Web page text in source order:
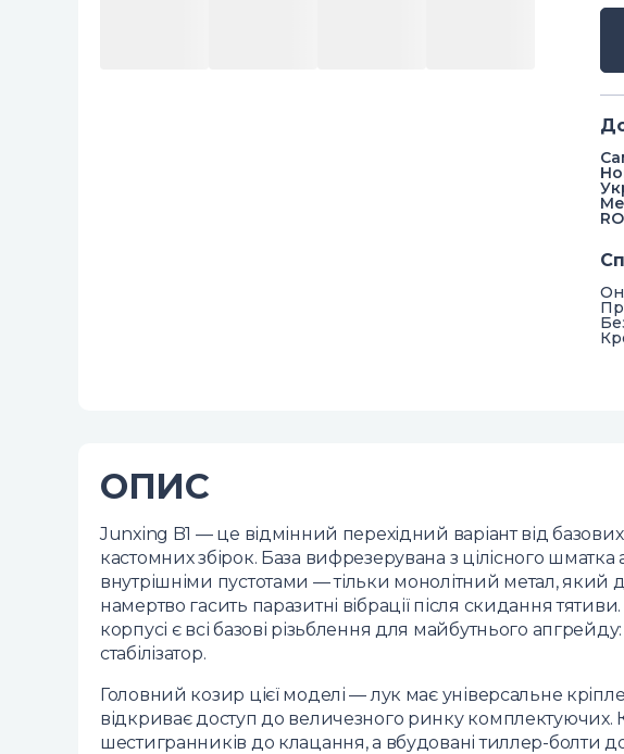
ОПИС
Junxing B1 — це відмінний перехідний варіант від
кастомних збірок. База вифрезерувана з цілісного шматка
внутрішніми пустотами — тільки монолітний метал, який
намертво гасить паразитні вібрації після скидання
корпусі є всі базові різьблення для майбутнього
стабілізатор.
Головний козир цієї моделі — лук має універсальне
відкриває доступ до величезного ринку комплектуючих.
шестигранників до клацання, а вбудовані тиллер-болти